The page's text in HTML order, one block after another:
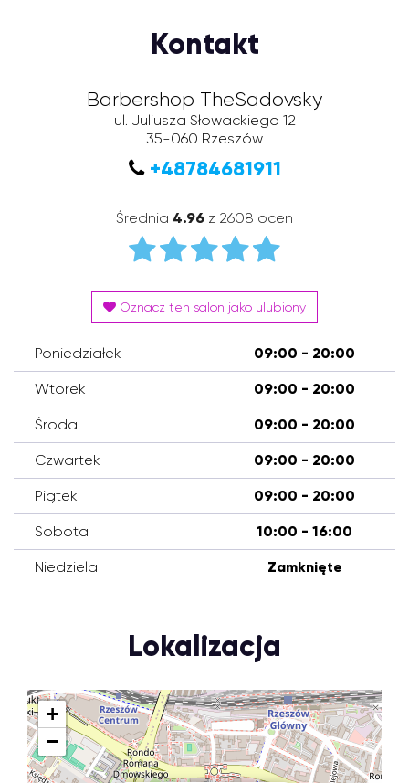
Kontakt
Barbershop TheSadovsky
ul. Juliusza Słowackiego 12
35-060 Rzeszów
+48784681911
Średnia 4.96 z 2608 ocen
Oznacz ten salon jako ulubiony
Poniedziałek 09:00 - 20:00
Wtorek 09:00 - 20:00
Środa 09:00 - 20:00
Czwartek 09:00 - 20:00
Piątek 09:00 - 20:00
Sobota 10:00 - 16:00
Niedziela Zamknięte
Lokalizacja
+
−